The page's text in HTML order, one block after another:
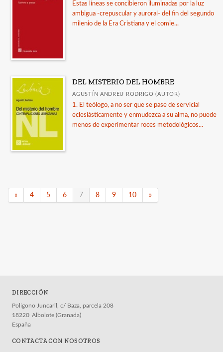
Estas líneas se concibieron iluminadas por la luz
ambigua -crepuscular y auroral- del fin del segundo
milenio de la Era Cristiana y el comie...
DEL MISTERIO DEL HOMBRE
AGUSTÍN ANDREU RODRIGO (AUTOR)
1. El teólogo, a no ser que se pase de servicial
eclesiásticamente y enmudezca a su alma, no puede
menos de experimentar roces metodológicos...
« 4 5 6 7 8 9 10 »
DIRECCIÓN
Polígono Juncaril, c/ Baza, parcela 208
18220 Albolote (Granada)
España
CONTACTA CON NOSOTROS